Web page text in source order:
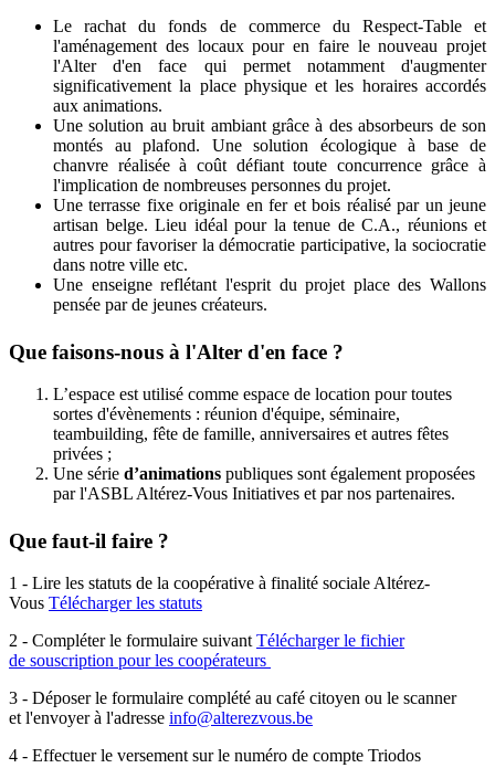
Le rachat du fonds de commerce du Respect-Table et
l'aménagement des locaux pour en faire le nouveau projet
l'Alter d'en face qui permet notamment d'augmenter
significativement la place physique et les horaires accordés
aux animations.
Une solution au bruit ambiant grâce à des absorbeurs de son
montés au plafond. Une solution écologique à base de
chanvre réalisée à coût défiant toute concurrence grâce à
l'implication de nombreuses personnes du projet.
Une terrasse fixe originale en fer et bois réalisé par un jeune
artisan belge. Lieu idéal pour la tenue de C.A., réunions et
autres pour favoriser la démocratie participative, la sociocratie
dans notre ville etc.
Une enseigne reflétant l'esprit du projet place des Wallons
pensée par de jeunes créateurs.
Que faisons-nous à l'Alter d'en face ?
L’espace est utilisé comme espace de location pour toutes
sortes d'évènements : réunion d'équipe, séminaire,
teambuilding, fête de famille, anniversaires et autres fêtes
privées ;
Une série d’animations publiques sont également proposées
par l'ASBL Altérez-Vous Initiatives et par nos partenaires.
Que faut-il faire ?
1 - Lire les statuts de la coopérative à finalité sociale Altérez-
Vous Télécharger les statuts
2 - Compléter le formulaire suivant Télécharger le fichier
de souscription pour les coopérateurs
3 - Déposer le formulaire complété au café citoyen ou le scanner
et l'envoyer à l'adresse info@alterezvous.be
4 - Effectuer le versement sur le numéro de compte Triodos